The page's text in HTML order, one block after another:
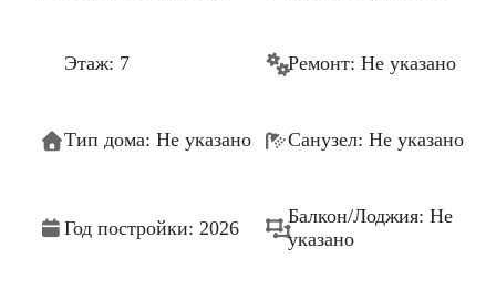
Этаж: 7 Ремонт: Не указано
Тип дома: Не указано Санузел: Не указано
Год постройки: 2026
Балкон/Лоджия: Не
указано